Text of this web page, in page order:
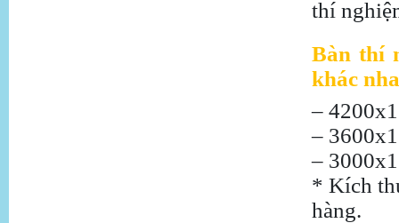
thí
Bàn thí
khác
–
–
–
* Kích
hàng.